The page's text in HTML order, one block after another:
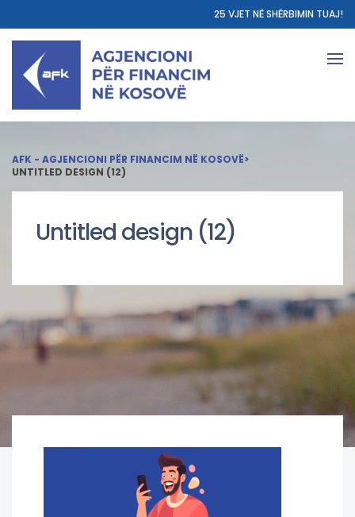
25 VJET NË SHËRBIMIN TUAJ!
AFK - AGJENCIONI PËR FINANCIM NË KOSOVË>
UNTITLED DESIGN (12)
Untitled design (12)